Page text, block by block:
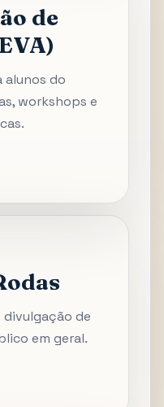
de
alunos do
workshops e
de
em geral.